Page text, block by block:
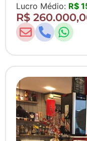
Lucro Médio: R$
R$